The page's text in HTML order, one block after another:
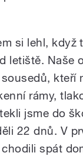
si lehl, když
letiště. Naše
kteří
rámy,
jsme do
22 dnů. V
spát